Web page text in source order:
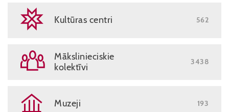
Kultūras centri 562
Mākslinieciskie
kolektīvi
3438
Muzeji 193